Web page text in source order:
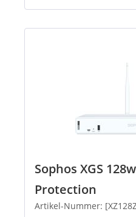
Sophos XGS
Protection
Artikel-Nummer: